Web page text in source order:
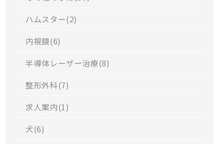
ハムスター(2)
内視鏡(6)
半導体レーザー治療(8)
整形外科(7)
求人案内(1)
犬(6)